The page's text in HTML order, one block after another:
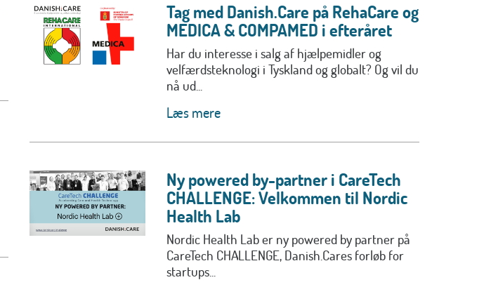
Tag med Danish.Care på RehaCare og
MEDICA & COMPAMED i efteråret
Har du interesse i salg af hjælpemidler og
velfærdsteknologi i Tyskland og globalt? Og vil du
nå ud...
Læs mere
Ny powered by-partner i CareTech
CHALLENGE: Velkommen til Nordic
Health Lab
Nordic Health Lab er ny powered by partner på
CareTech CHALLENGE, Danish.Cares forløb for
startups...